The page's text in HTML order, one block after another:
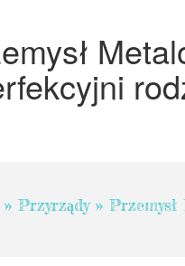
Elektryk, Hydraulik
Budowlane
Działki
» Przyrządy»